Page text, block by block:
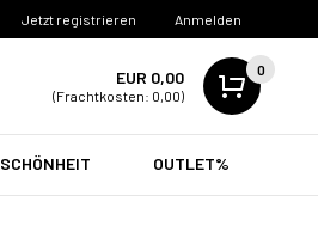
Jetzt registrieren Anmelden
EUR 0,00
(Frachtkosten: 0,00)
0
SCHÖNHEIT OUTLET%